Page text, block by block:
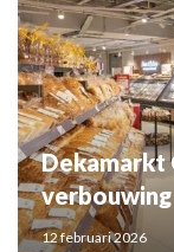
Dekamarkt
verbouwing
12 februari 2026